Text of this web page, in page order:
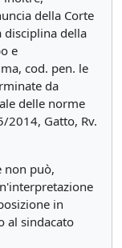
della Corte
disciplina della
e
cod. pen. le
da
delle norme
2014, Gatto, Rv.
non può,
in
al sindacato